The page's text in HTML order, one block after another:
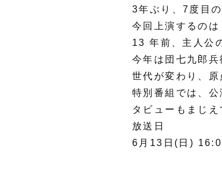
3年ぶり、7度目
今回上演するの
13 年前、主人公
今年は団七九郎兵
世代が変わり、原
特別番組では、
タビューもまじ
放送日
6月13日(日)